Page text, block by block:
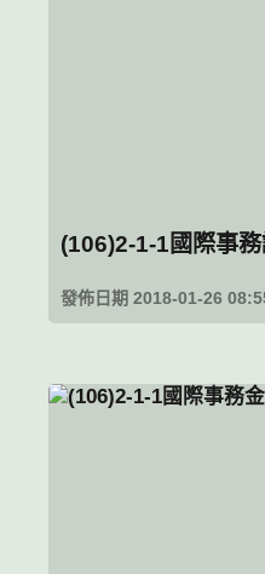
(106)2-1-1國際事
發佈日期 2018-01-26